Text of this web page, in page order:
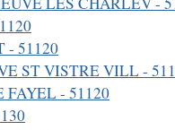
- 51120
ST VISTRE VILL -
FAYEL - 51120